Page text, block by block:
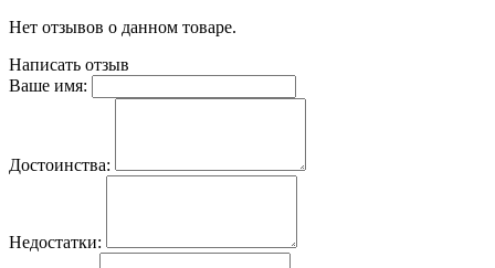
Нет отзывов о данном товаре.
Написать отзыв
Ваше имя:
Достоинства:
Недостатки: